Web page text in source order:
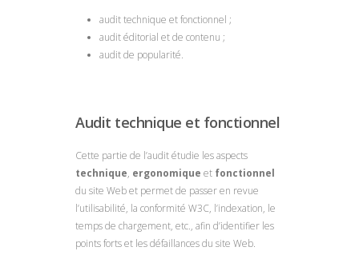
audit technique et fonctionnel ;
audit éditorial et de contenu ;
audit de popularité.
Audit technique et fonctionnel
Cette partie de l’audit étudie les aspects
technique, ergonomique et fonctionnel
du site Web et permet de passer en revue
l’utilisabilité, la conformité W3C, l’indexation, le
temps de chargement, etc., afin d’identifier les
points forts et les défaillances du site Web.